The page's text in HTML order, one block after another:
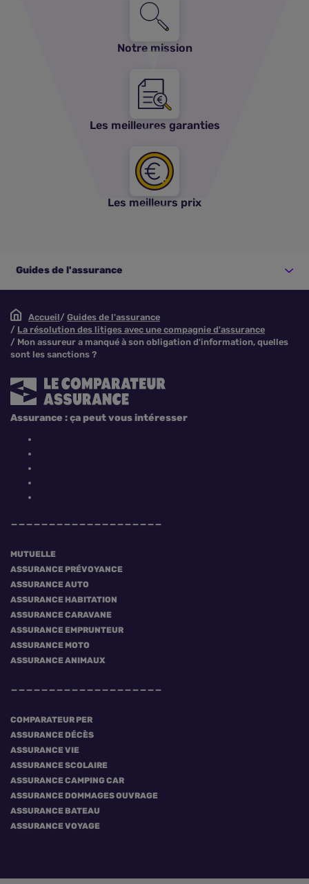
Notre mission
Les meilleures garanties
Les meilleurs prix
Guides de l'assurance
Accueil
Guides de l'assurance
La résolution des litiges avec une compagnie d'assurance
Mon assureur a manqué à son obligation d'information, quelles
sont les sanctions ?
MUTUELLE
ASSURANCE PRÉVOYANCE
ASSURANCE AUTO
ASSURANCE HABITATION
ASSURANCE CARAVANE
ASSURANCE EMPRUNTEUR
ASSURANCE MOTO
ASSURANCE ANIMAUX
COMPARATEUR PER
ASSURANCE DÉCÈS
ASSURANCE VIE
ASSURANCE SCOLAIRE
ASSURANCE CAMPING CAR
ASSURANCE DOMMAGES OUVRAGE
ASSURANCE BATEAU
ASSURANCE VOYAGE
Assurance : ça peut vous intéresser